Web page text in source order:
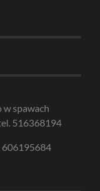
w spawach
516368194
606195684